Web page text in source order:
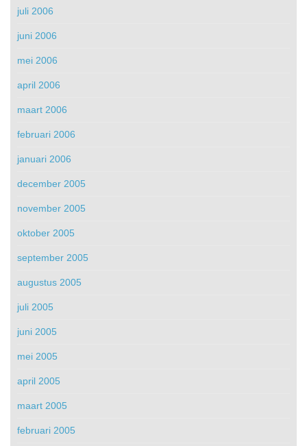
juli 2006
juni 2006
mei 2006
april 2006
maart 2006
februari 2006
januari 2006
december 2005
november 2005
oktober 2005
september 2005
augustus 2005
juli 2005
juni 2005
mei 2005
april 2005
maart 2005
februari 2005